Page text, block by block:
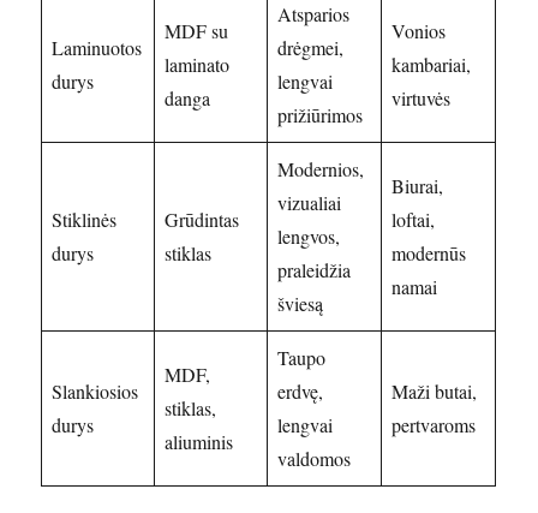
Laminuotos
durys
MDF su
laminato
danga
Atsparios
drėgmei,
lengvai
prižiūrimos
Vonios
kambariai,
virtuvės
Stiklinės
durys
Grūdintas
stiklas
Modernios,
vizualiai
lengvos,
praleidžia
šviesą
Biurai,
loftai,
modernūs
namai
Slankiosios
durys
MDF,
stiklas,
aliuminis
Taupo
erdvę,
lengvai
valdomos
Maži butai,
pertvaroms